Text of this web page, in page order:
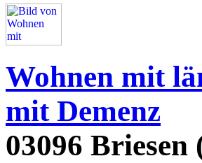
Wohnen mit
mit Demenz
03096